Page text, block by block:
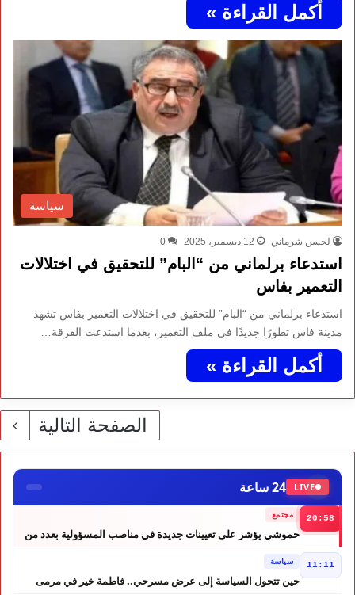
أكمل القراءة »
سياسة
لحسن شرماني 12 ديسمبر، 2025 0
استدعاء برلماني من “البام” للتحقيق في اختلالات
التعمير بفاس
استدعاء برلماني من “البام” للتحقيق في اختلالات التعمير بفاس تشهد
مدينة فاس تطورًا جديدًا في ملف التعمير، بعدما استدعت الفرقة…
أكمل القراءة »
الصفحة التالية
LIVE 24 ساعة
20:58 مجتمع
حموشي يؤشر على تعيينات جديدة في مناصب المسؤولية بعدد من
11:11 سياسة
حين تتحول السياسة إلى عرض مسرحي.. فاطمة خير في مرمى